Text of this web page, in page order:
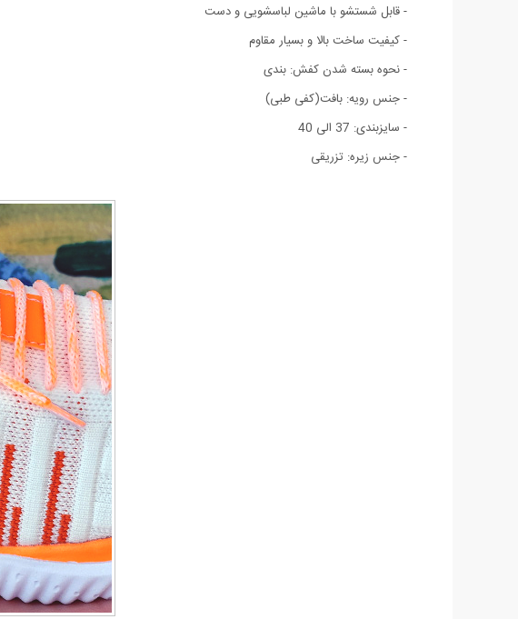
- قابل شستشو با ماشین لباسشویی و دست
- کیفیت ساخت بالا و بسیار مقاوم
- نحوه بسته شدن کفش: بندی
- جنس رویه: بافت(کفی طبی)
- سایزبندی: 37 الی 40
- جنس زیره: تزریقی